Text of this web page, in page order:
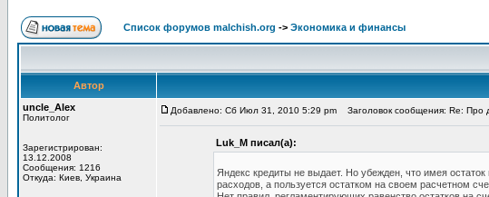
Список форумов malchish.org -> Экономика и финансы
Автор
uncle_Alex
Политолог
Зарегистрирован:
13.12.2008
Сообщения: 1216
Откуда: Киев, Украина
Добавлено: Сб Июл 31, 2010 5:29 pm Заголовок сообщения: Re: Про
Luk_M писал(а):
Яндекс кредиты не выдает. Но убежден, что имея
расходов, а пользуется остатком на своем расчетном